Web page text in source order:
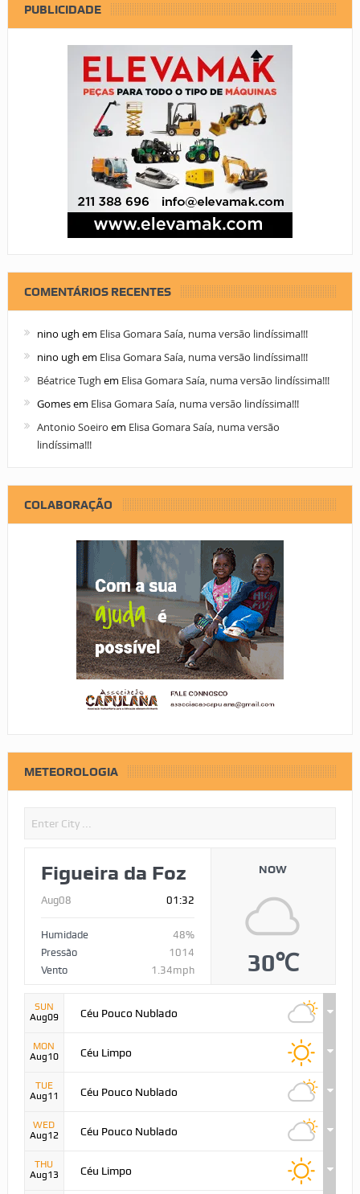
PUBLICIDADE
COMENTÁRIOS RECENTES
nino ugh em Elisa Gomara Saía, numa versão lindíssima!!!
nino ugh em Elisa Gomara Saía, numa versão lindíssima!!!
Béatrice Tugh em Elisa Gomara Saía, numa versão lindíssima!!!
Gomesem Elisa Gomara Saía, numa versão lindíssima!!!
Antonio Soeiro em Elisa Gomara Saía, numa versão
lindíssima!!!
COLABORAÇÃO
METEOROLOGIA
Figueira da Foz
Aug08 01:32
Humidade
48%
Pressão
1014
Vento
1.34mph
NOW
30℃
SUN
Aug09
Céu Pouco Nublado
MON
Aug10
Céu Limpo
TUE
Aug11
Céu Pouco Nublado
WED
Aug12
Céu Pouco Nublado
THU
Aug13
Céu Limpo